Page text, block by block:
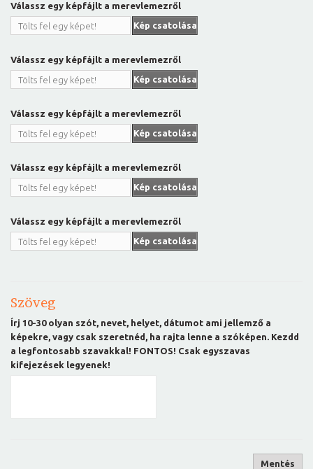
Válassz egy képfájlt a merevlemezről
Tölts fel egy képet! Kép csatolása
Válassz egy képfájlt a merevlemezről
Tölts fel egy képet! Kép csatolása
Válassz egy képfájlt a merevlemezről
Tölts fel egy képet! Kép csatolása
Válassz egy képfájlt a merevlemezről
Tölts fel egy képet! Kép csatolása
Válassz egy képfájlt a merevlemezről
Tölts fel egy képet! Kép csatolása
Szöveg
Írj 10-30 olyan szót, nevet, helyet, dátumot ami jellemző a
képekre, vagy csak szeretnéd, ha rajta lenne a szóképen. Kezdd
a legfontosabb szavakkal! FONTOS! Csak egyszavas
kifejezések legyenek!
Mentés